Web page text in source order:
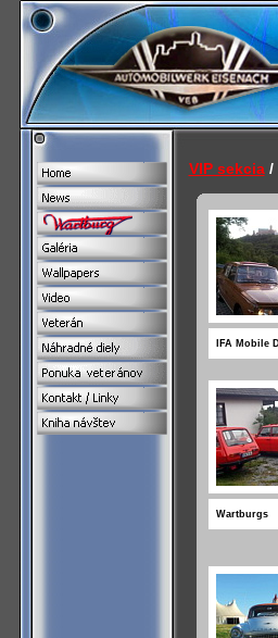
VIP sekcia/